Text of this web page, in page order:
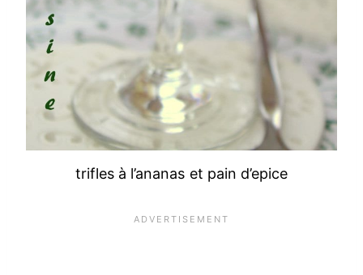
trifles à l’ananas et pain d’epice